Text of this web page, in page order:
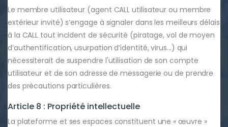
Le membre utilisateur (agent CALL utilisateur ou membre
extérieur invité) s’engage à signaler dans les meilleurs délais
à la CALL tout incident de sécurité (piratage, vol de moyen
d’authentification, usurpation d’identité, virus...) qui
nécessiterait de suspendre l'utilisation de son compte
utilisateur et de son adresse de messagerie ou de prendre
des précautions particulières.
Article 8 : Propriété intellectuelle
La plateforme et ses espaces constituent une « œuvre »